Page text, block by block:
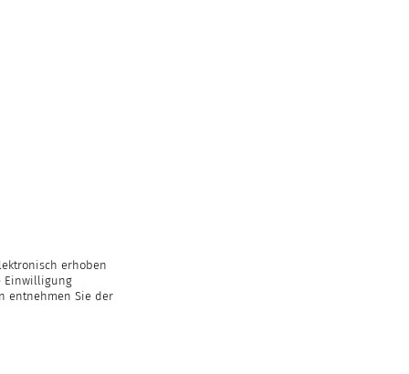
erhoben
Einwilligung
entnehmen Sie der